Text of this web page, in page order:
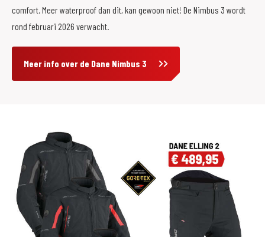
comfort. Meer waterproof dan dit, kan gewoon niet! De Nimbus 3 wordt
rond februari 2026 verwacht.
Meer info over de Dane Nimbus 3